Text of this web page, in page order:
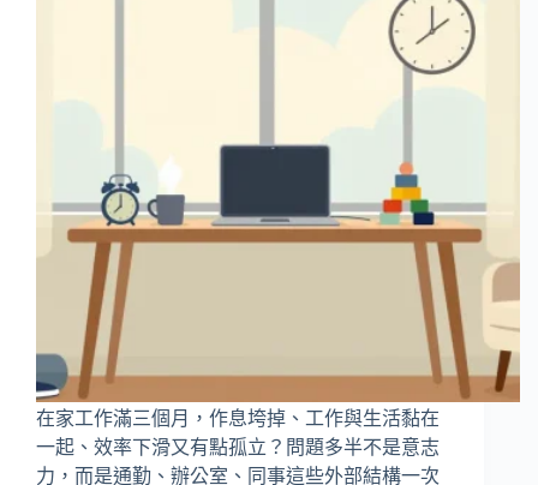
在家工作滿三個月，作息垮掉、工作與生活黏在
一起、效率下滑又有點孤立？問題多半不是意志
力，而是通勤、辦公室、同事這些外部結構一次